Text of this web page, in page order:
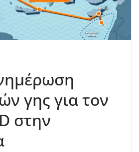
γης για τον
στην